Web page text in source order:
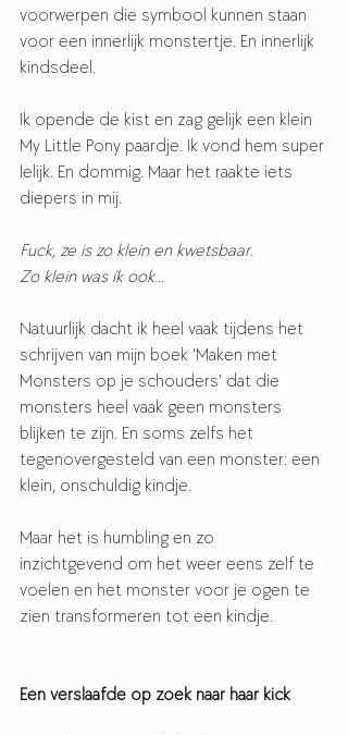
voorwerpen die symbool kunnen staan
voor een innerlijk monstertje. En innerlijk
kindsdeel.
Ik opende de kist en zag gelijk een klein
My Little Pony paardje. Ik vond hem super
lelijk. En dommig. Maar het raakte iets
diepers in mij.
Fuck, ze is zo klein en kwetsbaar.
Zo klein was ík ook...
Natuurlijk dacht ik heel vaak tijdens het
schrijven van mijn boek 'Maken met
Monsters op je schouders' dat die
monsters heel vaak geen monsters
blijken te zijn. En soms zelfs het
tegenovergesteld van een monster: een
klein, onschuldig kindje.
Maar het is humbling en zo
inzichtgevend om het weer eens zelf te
voelen en het monster voor je ogen te
zien transformeren tot een kindje.
Een verslaafde op zoek naar haar kick